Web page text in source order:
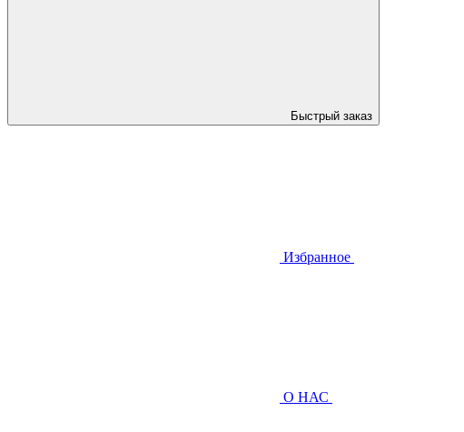
Быстрый заказ
Избранное
О НАС